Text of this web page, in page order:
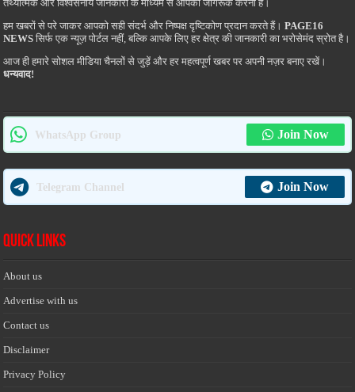
तथ्यात्मक और विश्वसनीय जानकारी के माध्यम से आपको जागरूक करना है।
हम खबरों से परे जाकर आपको सही संदर्भ और निष्पक्ष दृष्टिकोण प्रदान करते हैं।PAGE16
NEWS सिर्फ एक न्यूज़ पोर्टल नहीं, बल्कि आपके लिए हर क्षेत्र की जानकारी का भरोसेमंद स्रोत है।
आज ही हमारे सोशल मीडिया चैनलों से जुड़ें और हर महत्वपूर्ण खबर पर अपनी नज़र बनाए रखें।
धन्यवाद!
WhatsApp Group Join Now
Telegram Channel Join Now
Quick Links
About us
Advertise with us
Contact us
Disclaimer
Privacy Policy